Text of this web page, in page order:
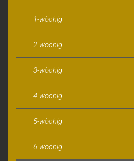
1-wöchig
2-wöchig
3-wöchig
4-wöchig
5-wöchig
6-wöchig